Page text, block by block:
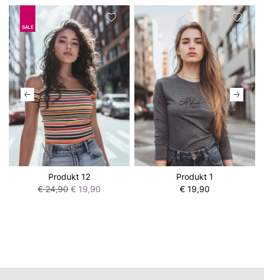
SALE
Produkt 12
€ 24,90 € 19,90
Produkt 1
€ 19,90